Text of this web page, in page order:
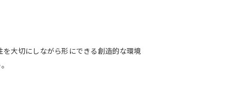
大切にしながら形にできる創造的な環境